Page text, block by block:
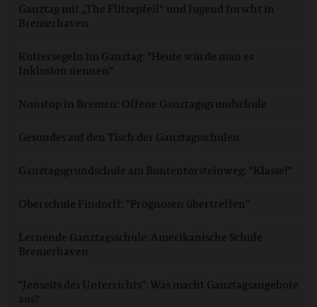
Ganztag mit „The Flitzepfeil“ und Jugend forscht in
Bremerhaven
Kuttersegeln im Ganztag: "Heute würde man es
Inklusion nennen"
Nonstop in Bremen: Offene Ganztagsgrundschule
Gesundes auf den Tisch der Ganztagsschulen
Ganztagsgrundschule am Buntentorsteinweg: "Klasse!"
Oberschule Findorff: "Prognosen übertreffen"
Lernende Ganztagsschule: Amerikanische Schule
Bremerhaven
"Jenseits des Unterrichts": Was macht Ganztagsangebote
aus?